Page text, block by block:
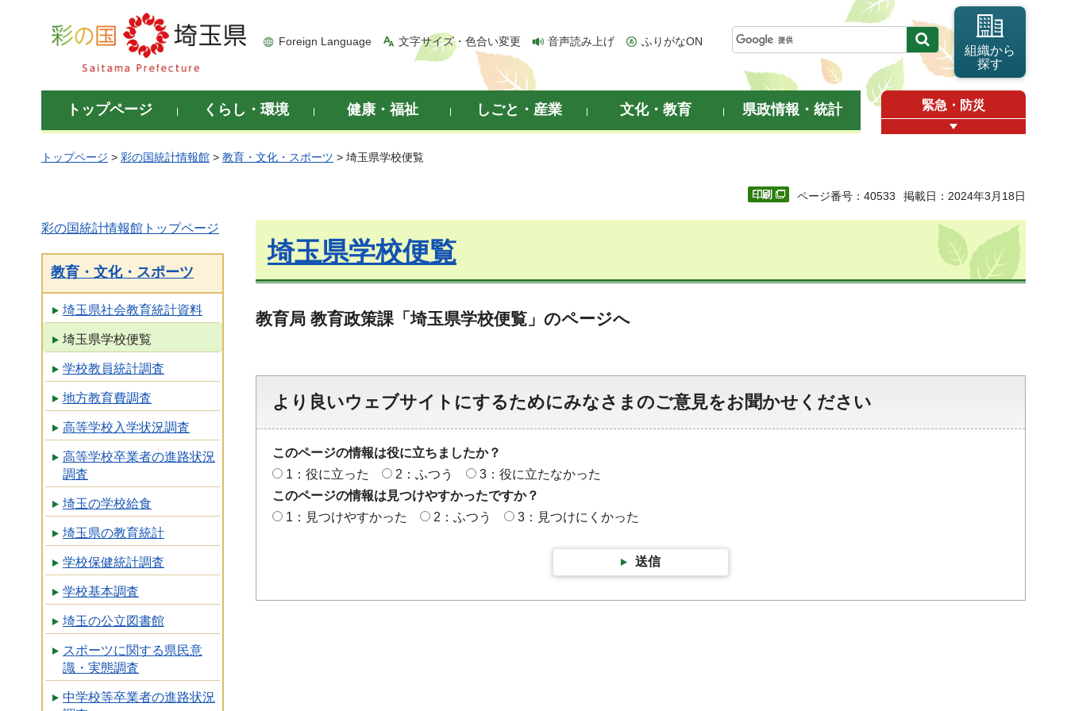
彩の国 埼玉県
Foreign Language 文字サイズ・色合い変更 音声読み上げ ふりがなON
組織から
探す
トップページ くらし・環境 健康・福祉 しごと・産業 文化・教育 県政情報・統計 緊急・防災
トップページ > 彩の国統計情報館 > 教育・文化・スポーツ > 埼玉県学校便覧
ページ番号：40533 掲載日：2024年3月18日
彩の国統計情報館トップページ
教育・文化・スポーツ
埼玉県社会教育統計資料
埼玉県学校便覧
学校教員統計調査
地方教育費調査
高等学校入学状況調査
高等学校卒業者の進路状況
調査
埼玉の学校給食
埼玉県の教育統計
学校保健統計調査
学校基本調査
埼玉の公立図書館
スポーツに関する県民意
識・実態調査
中学校等卒業者の進路状況
埼玉県学校便覧
教育局 教育政策課「埼玉県学校便覧」のページへ
より良いウェブサイトにするためにみなさまのご意見をお聞かせください
このページの情報は役に立ちましたか？
1：役に立った
2：ふつう
3：役に立たなかった
このページの情報は見つけやすかったですか？
1：見つけやすかった
2：ふつう 3：見つけにくかった
送信